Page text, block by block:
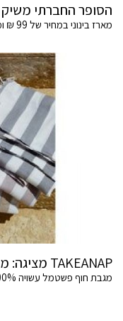
הסופר החברתי משיק
מארז בינוני במחיר של 99 ₪ ומארז גדול ב-149 ₪.
TAKEANAP מציגה: מגבת החוף שלא סוחבת חול
מגבת חוף פשטמל עשויה 100% כותנה, באריגה דקה, רכה ואוורירית.